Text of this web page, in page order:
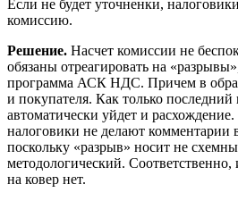
Если не будет уточненки,
комиссию.
Решение. Насчет комиссии не
обязаны отреагировать на
программа АСК НДС. Причем в
и покупателя. Как только последний
автоматически уйдет и
налоговики не делают комментарии
поскольку «разрыв» носит не
методологический.
на ковер нет.